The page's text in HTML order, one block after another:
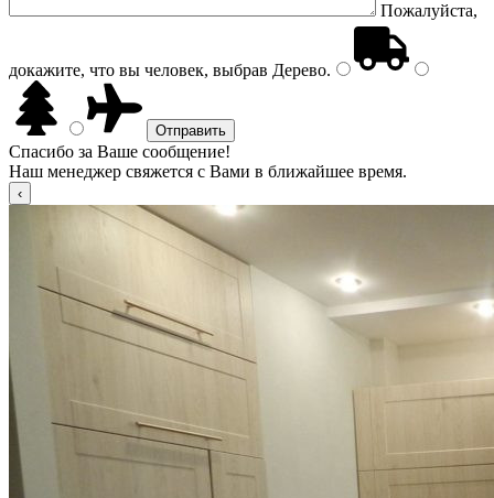
Пожалуйста,
докажите, что вы человек, выбрав Дерево.
Спасибо за Ваше сообщение!
Наш менеджер свяжется с Вами в ближайшее время.